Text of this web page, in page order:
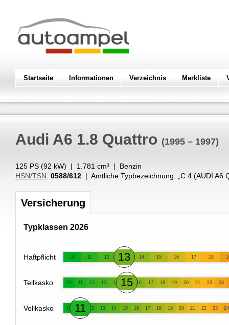
Startseite Informationen Verzeichnis Merkliste
Audi A6 1.8 Quattro (1995 – 1997)
125 PS (92 kW) | 1.781 cm³ | Benzin
HSN/TSN: 0588/612 | Amtliche Typbezeichnung: „ C 4 (AUDI A6
Versicherung
Typklassen 2026
Haftpflicht 10 11 12 13 14 15 16 17 18
Teilkasko 10 11 12 13 14 15 16 17 18 19 20 21 22 23
Vollkasko 10 11 12 13 14 15 16 17 18 19 20 21 22 23 24